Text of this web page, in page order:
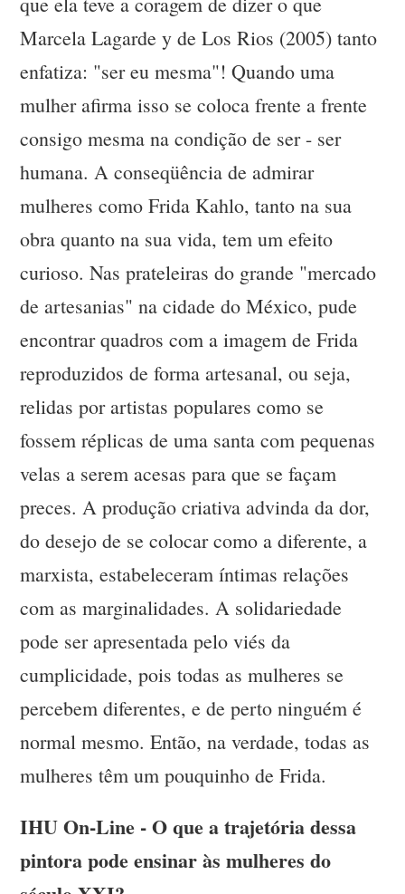
Marcela Lagarde y de Los Rios (2005) tanto
enfatiza: "ser eu mesma"! Quando uma
mulher afirma isso se coloca frente a frente
consigo mesma na condição de ser - ser
humana. A conseqüência de admirar
mulheres como Frida Kahlo, tanto na sua
obra quanto na sua vida, tem um efeito
curioso. Nas prateleiras do grande "mercado
de artesanias" na cidade do México, pude
encontrar quadros com a imagem de Frida
reproduzidos de forma artesanal, ou seja,
relidas por artistas populares como se
fossem réplicas de uma santa com pequenas
velas a serem acesas para que se façam
preces. A produção criativa advinda da dor,
do desejo de se colocar como a diferente, a
marxista, estabeleceram íntimas relações
com as marginalidades. A solidariedade
pode ser apresentada pelo viés da
cumplicidade, pois todas as mulheres se
percebem diferentes, e de perto ninguém é
normal mesmo. Então, na verdade, todas as
mulheres têm um pouquinho de Frida.
IHU On-Line - O que a trajetória dessa
pintora pode ensinar às mulheres do